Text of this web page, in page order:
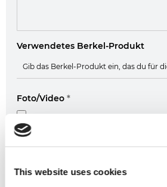
This website uses cookies
Verwendetes Berkel-Produkt
Foto/Video*